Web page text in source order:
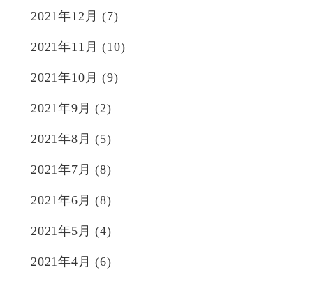
2021年12月 (7)
2021年11月 (10)
2021年10月 (9)
2021年9月 (2)
2021年8月 (5)
2021年7月 (8)
2021年6月 (8)
2021年5月 (4)
2021年4月 (6)